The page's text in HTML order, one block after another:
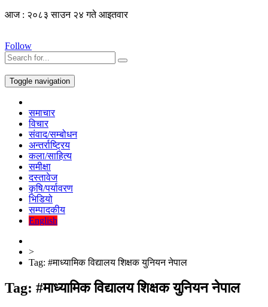
आज : २०८३ साउन २४ गते आइतवार
Follow
Toggle navigation
समाचार
विचार
संवाद/सम्बोधन
अन्तर्राष्ट्रिय
कला/साहित्य
समीक्षा
दस्तावेज
कृषि/पर्यावरण
भिडियो
सम्पादकीय
English
>
Tag: #माध्यामिक विद्यालय शिक्षक युनियन नेपाल
Tag: #माध्यामिक विद्यालय शिक्षक युनियन नेपाल